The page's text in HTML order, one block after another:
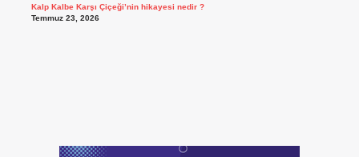
Kalp Kalbe Karşı Çiçeği’nin hikayesi nedir ?
Temmuz 23, 2026